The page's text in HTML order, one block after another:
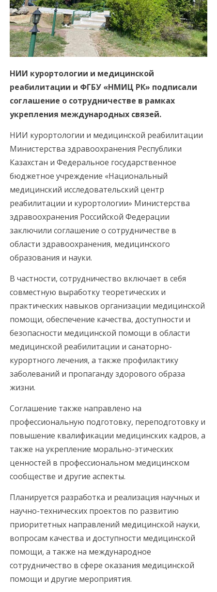
НИИ курортологии и медицинской
реабилитации и ФГБУ «НМИЦ РК» подписали
соглашение о сотрудничестве в рамках
укрепления международных связей.
НИИ курортологии и медицинской реабилитации
Министерства здравоохранения Республики
Казахстан и Федеральное государственное
бюджетное учреждение «Национальный
медицинский исследовательский центр
реабилитации и курортологии» Министерства
здравоохранения Российской Федерации
заключили соглашение о сотрудничестве в
области здравоохранения, медицинского
образования и науки.
В частности, сотрудничество включает в себя
совместную выработку теоретических и
практических навыков организации медицинской
помощи, обеспечение качества, доступности и
безопасности медицинской помощи в области
медицинской реабилитации и санаторно-
курортного лечения, а также профилактику
заболеваний и пропаганду здорового образа
жизни.
Соглашение также направлено на
профессиональную подготовку, переподготовку и
повышение квалификации медицинских кадров, а
также на укрепление морально-этических
ценностей в профессиональном медицинском
сообществе и другие аспекты.
Планируется разработка и реализация научных и
научно-технических проектов по развитию
приоритетных направлений медицинской науки,
вопросам качества и доступности медицинской
помощи, а также на международное
сотрудничество в сфере оказания медицинской
помощи и другие мероприятия.